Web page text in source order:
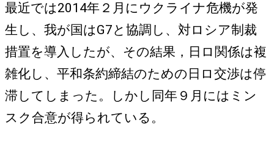
最近では2014年２月にウクライナ危機が発
生し、我が国はG7と協調し、対ロシア制裁
措置を導入したが、その結果，日ロ関係は複
雑化し、平和条約締結のための日ロ交渉は停
滞してしまった。しかし同年９月にはミン
スク合意が得られている。